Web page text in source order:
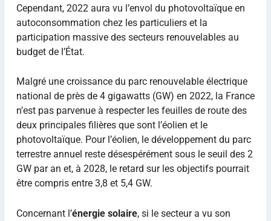
Cependant, 2022 aura vu l’envol du photovoltaïque en
autoconsommation chez les particuliers et la
participation massive des secteurs renouvelables au
budget de l’État.
Malgré une croissance du parc renouvelable électrique
national de près de 4 gigawatts (GW) en 2022, la France
n’est pas parvenue à respecter les feuilles de route des
deux principales filières que sont l’éolien et le
photovoltaïque. Pour l’éolien, le développement du parc
terrestre annuel reste désespérément sous le seuil des 2
GW par an et, à 2028, le retard sur les objectifs pourrait
être compris entre 3,8 et 5,4 GW.
Concernant l’énergie solaire, si le secteur a vu son